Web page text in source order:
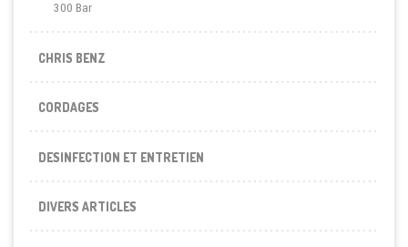
300 Bar
CHRIS BENZ
CORDAGES
DESINFECTION ET ENTRETIEN
DIVERS ARTICLES